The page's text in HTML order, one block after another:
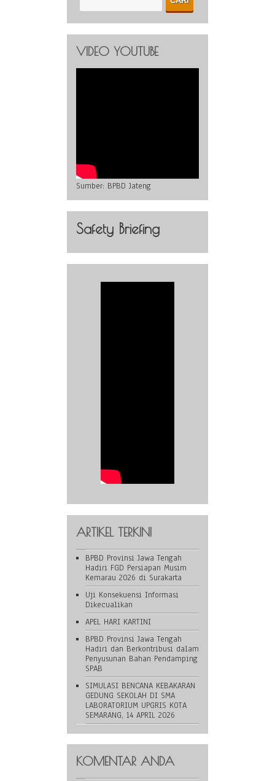
VIDEO YOUTUBE
Sumber: BPBD Jateng
Safety Briefing
ARTIKEL TERKINI
BPBD Provinsi Jawa Tengah
Hadiri FGD Persiapan Musim
Kemarau 2026 di Surakarta
Uji Konsekuensi Informasi
Dikecualikan
APEL HARI KARTINI
BPBD Provinsi Jawa Tengah
Hadiri dan Berkontribusi dalam
Penyusunan Bahan Pendamping
SPAB
SIMULASI BENCANA KEBAKARAN
GEDUNG SEKOLAH DI SMA
LABORATORIUM UPGRIS KOTA
SEMARANG, 14 APRIL 2026
KOMENTAR ANDA